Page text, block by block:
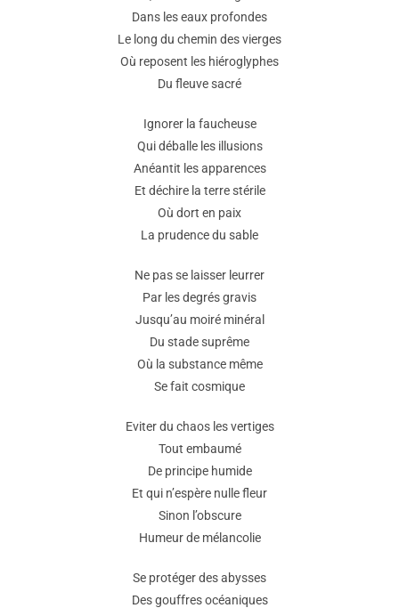
Dans les eaux profondes
Le long du chemin des vierges
Où reposent les hiéroglyphes
Du fleuve sacré
Ignorer la faucheuse
Qui déballe les illusions
Anéantit les apparences
Et déchire la terre stérile
Où dort en paix
La prudence du sable
Ne pas se laisser leurrer
Par les degrés gravis
Jusqu’au moiré minéral
Du stade suprême
Où la substance même
Se fait cosmique
Eviter du chaos les vertiges
Tout embaumé
De principe humide
Et qui n’espère nulle fleur
Sinon l’obscure
Humeur de mélancolie
Se protéger des abysses
Des gouffres océaniques